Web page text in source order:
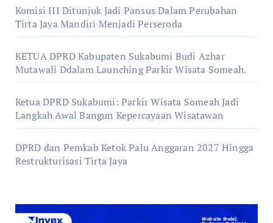
Komisi III Ditunjuk Jadi Pansus Dalam Perubahan
Tirta Jaya Mandiri Menjadi Perseroda
KETUA DPRD Kabupaten Sukabumi Budi Azhar
Mutawali Ddalam Launching Parkir Wisata Someah.
Ketua DPRD Sukabumi: Parkir Wisata Someah Jadi
Langkah Awal Bangun Kepercayaan Wisatawan
DPRD dan Pemkab Ketok Palu Anggaran 2027 Hingga
Restrukturisasi Tirta Jaya